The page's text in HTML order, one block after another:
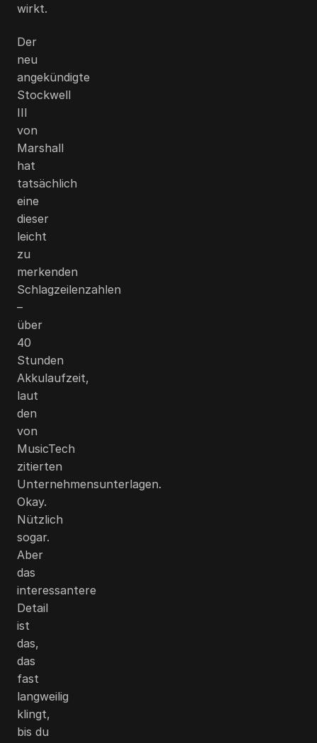
wirkt.
Der
neu
angekündigte
Stockwell
III
von
Marshall
hat
tatsächlich
eine
dieser
leicht
zu
merkenden
Schlagzeilenzahlen
–
über
40
Stunden
Akkulaufzeit,
laut
den
von
MusicTech
zitierten
Unternehmensunterlagen.
Okay.
Nützlich
sogar.
Aber
das
interessantere
Detail
ist
das,
das
fast
langweilig
klingt,
bis du